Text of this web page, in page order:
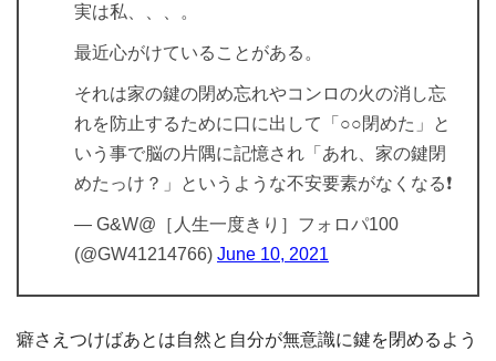
実は私、、、。
最近心がけていることがある。
それは家の鍵の閉め忘れやコンロの火の消し忘
れを防止するために口に出して「○○閉めた」と
いう事で脳の片隅に記憶され「あれ、家の鍵閉
めたっけ？」というような不安要素がなくなる❗️
— G&W@［人生一度きり］フォロパ100
(@GW41214766) June 10, 2021
癖さえつけばあとは自然と自分が無意識に鍵を閉めるよう